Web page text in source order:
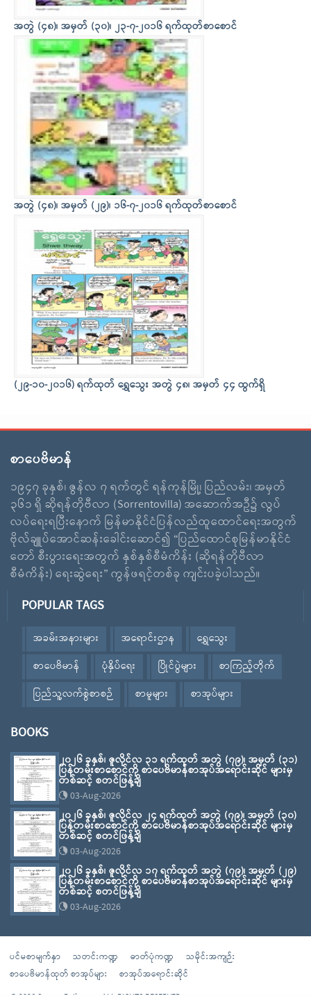
အတွဲ (၄၈)၊ အမှတ် (၃၀)၊ ၂၃-၇-၂၀၁၆ ရက်ထုတ်စာစောင်
အတွဲ (၄၈)၊ အမှတ် (၂၉)၊ ၁၆-၇-၂၀၁၆ ရက်ထုတ်စာစောင်
(၂၉-၁၀-၂၀၁၆) ရက်ထုတ် ရွှေသွေး အတွဲ ၄၈၊ အမှတ် ၄၄ ထွက်ရှိ
စာပေဗိမာန်
၁၉၄၇ ခုနှစ်၊ ဇွန်လ ၇ ရက်တွင် ရန်ကုန်မြို့၊ ပြည်လမ်း၊ အမှတ်
၃၆၁ ရှိ ဆိုရန်တိုဗီလာ (Sorrentovilla) အဆောက်အဦ၌ လွပ်
လပ်ရေးရပြီးနောက် မြန်မာနိုင်ငံပြန်လည်ထူထောင်ရေးအတွက်
ဗိုလ်ချူပ်အောင်ဆန်းခေါင်းဆောင်၍ “ပြည်ထောင်စုမြန်မာနိုင်ငံ
တော် စီးပွားရေးအတွက် နှစ်နှစ်စီမံကိန်း (ဆိုရန်တိုဗီလာ
စီမံကိန်း) ရေးဆွဲရေး” ကွန်ဖရင့်တစ်ခု ကျင်းပခဲ့ပါသည်။
POPULAR TAGS
အခမ်းအနားများ အရောင်းဌာန
ရွှေသွေး
စာပေဗိမာန်
ပုံနှိပ်ရေး ပြိုင်ပွဲများ
စာကြည့်တိုက်
ပြည်သူ့လက်စွဲစာစဉ်
စာမူများ စာအုပ်များ
BOOKS
၂၀၂၆ ခုနှစ်၊ ဇူလိုင်လ ၃၁ ရက်ထုတ် အတွဲ (၇၉)၊ အမှတ် (၃၁)
ပြန်တမ်းစာစောင်ကို စာပေဗိမာန်စာအုပ်အရောင်းဆိုင် များမှ
တစ်ဆင့် စတင်ဖြန့်ချိ
03-Aug-2026
၂၀၂၆ ခုနှစ်၊ ဇူလိုင်လ ၂၄ ရက်ထုတ် အတွဲ (၇၉)၊ အမှတ် (၃၀)
ပြန်တမ်းစာစောင်ကို စာပေဗိမာန်စာအုပ်အရောင်းဆိုင် များမှ
တစ်ဆင့် စတင်ဖြန့်ချိ
03-Aug-2026
၂၀၂၆ ခုနှစ်၊ ဇူလိုင်လ ၁၇ ရက်ထုတ် အတွဲ (၇၉)၊ အမှတ် (၂၉)
ပြန်တမ်းစာစောင်ကို စာပေဗိမာန်စာအုပ်အရောင်းဆိုင် များမှ
တစ်ဆင့် စတင်ဖြန့်ချိ
03-Aug-2026
ပင်မစာမျက်နှာ သတင်းကဏ္ဍ ဓာတ်ပုံကဏ္ဍ
သမိုင်းအကျဉ်း
စာပေဗိမာန်ထုတ် စာအုပ်များ
စာအုပ်အရောင်းဆိုင်